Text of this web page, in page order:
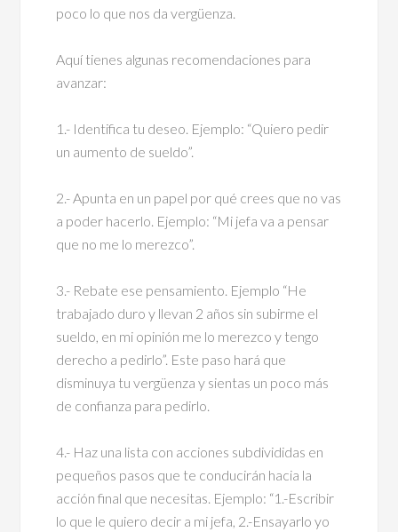
poco lo que nos da vergüenza.
Aquí tienes algunas recomendaciones para
avanzar:
1.- Identifica tu deseo. Ejemplo: “Quiero pedir
un aumento de sueldo”.
2.- Apunta en un papel por qué crees que no vas
a poder hacerlo. Ejemplo: “Mi jefa va a pensar
que no me lo merezco”.
3.- Rebate ese pensamiento. Ejemplo “He
trabajado duro y llevan 2 años sin subirme el
sueldo, en mi opinión me lo merezco y tengo
derecho a pedirlo”. Este paso hará que
disminuya tu vergüenza y sientas un poco más
de confianza para pedirlo.
4.- Haz una lista con acciones subdivididas en
pequeños pasos que te conducirán hacia la
acción final que necesitas. Ejemplo: “1.-Escribir
lo que le quiero decir a mi jefa, 2.-Ensayarlo yo